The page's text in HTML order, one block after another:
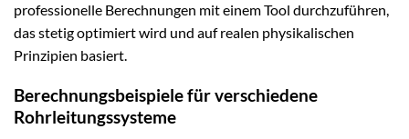
professionelle Berechnungen mit einem Tool durchzuführen,
das stetig optimiert wird und auf realen physikalischen
Prinzipien basiert.
Berechnungsbeispiele für verschiedene
Rohrleitungssysteme